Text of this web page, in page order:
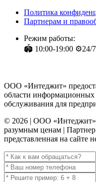
Политика
Партнерам и
Режим работы:
🏟️ 10:00-19:00 ⚙️24/7
ООО «Интеджит»
области информационных
обслуживания для
© 2026 | ООО «Интеджит»
разумным ценам |
представленная на сайте